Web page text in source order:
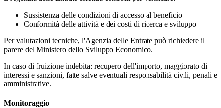
Sussistenza delle condizioni di accesso al beneficio
Conformità delle attività e dei costi di ricerca e sviluppo
Per valutazioni tecniche, l'Agenzia delle Entrate può richiedere il
parere del Ministero dello Sviluppo Economico.
In caso di fruizione indebita: recupero dell'importo, maggiorato di
interessi e sanzioni, fatte salve eventuali responsabilità civili, penali e
amministrative.
Monitoraggio